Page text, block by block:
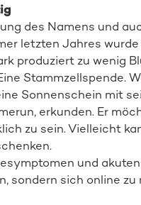
des Namens und
letzten Jahres
produziert zu wenig
Stammzellspende.
Sonnenschein mit
erkunden. Er
zu sein. Vielleicht
und akuten
sondern sich online zu
Direkt zur